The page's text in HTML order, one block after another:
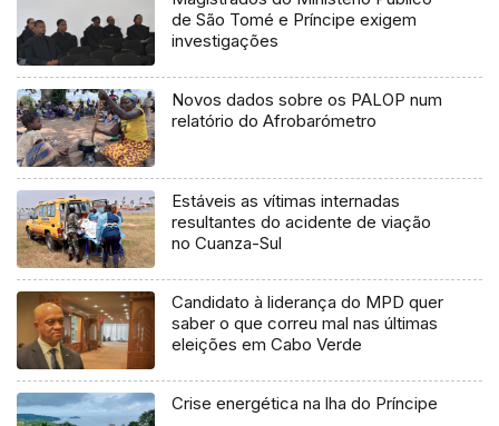
de São Tomé e Príncipe exigem
investigações
Novos dados sobre os PALOP num
relatório do Afrobarómetro
Estáveis as vítimas internadas
resultantes do acidente de viação
no Cuanza-Sul
Candidato à liderança do MPD quer
saber o que correu mal nas últimas
eleições em Cabo Verde
Crise energética na lha do Príncipe